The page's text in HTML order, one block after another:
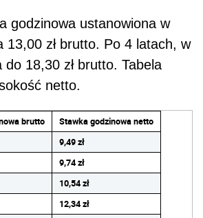
godzinowa ustanowiona w
13,00 zł brutto. Po 4 latach, w
do 18,30 zł brutto. Tabela
netto.
brutto
Stawka godzinowa netto
9,49 zł
9,74 zł
10,54 zł
12,34 zł